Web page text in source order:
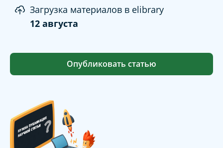
Загрузка материалов в elibrary
12 августа
Опубликовать статью